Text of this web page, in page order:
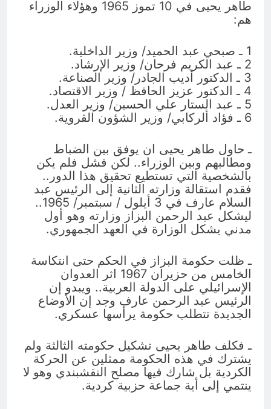
طاهر يحيى في 10 تموز 1965 وهؤلاء الوزراء
هم:
1 ـ صبحي عبد الحميد/ وزير الداخلية.
2 ـ عبد الكريم فرحان/ وزير الإرشاد.
3 ـ الدكتور أديب الجادر/ وزير الصناعة.
4 ـ الدكتور عزيز الحافظ / وزير الاقتصاد.
5 ـ عبد الستار علي الحسين/ وزير العدل.
6 ـ فؤاد ألركابي/ وزير الشؤون القروية.
ـ حاول طاهر يحيى ان يوفق بين الضباط
ومطالبهم وبين الوزراء.. لكن فشل فلم يكن
بالشخصية التي تستطيع تحقيق هذا الدور..
فقدم استقالة وزارته الثانية إلى الرئيس عبد
السلام عارف في 3 أيلول / سبتمبر/ 1965..
ليشكل عبد الرحمن البزاز وزارته وهو أول
مدني يشكل الوزارة في العهد الجمهوري.
ـ ظلت حكومة البزاز في الحكم حتى انتكاسة
الخامس من حزيران 1967 اثر العدوان
الإسرائيلي على الدولة العربية.. ويبدو إن
الرئيس عبد الرحمن عارف وجد إن الأوضاع
الجديدة تتطلب حكومة يرأسها عسكري.
ـ فكلف طاهر يحيى تشكيل حكومته الثالثة ولم
يشترك في هذه الحكومة ممثلين عن الحركة
الكردية بل شارك فيها مصلح النقشبندي وهو لا
ينتمي إلى أية جماعة حزبية كردية.